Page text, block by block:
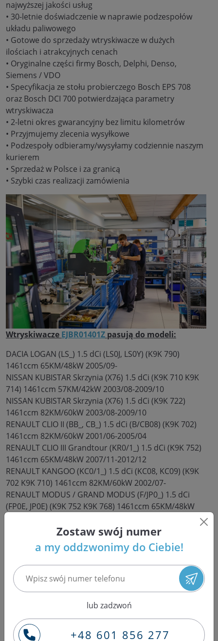
najwyższej jakości usług
• 30-letnie doświadczenie w naprawie podzespołów
układu paliwowego
• Gotowe do sprzedaży wtryskiwacze w dużych
ilościach i atrakcyjnych cenach
• Oryginalne części firmy Bosch, Delphi, Denso,
Siemens / VDO
• Specyfikacja ze stołu probierczego Bosch EPS 708
oraz Bosch DCI 700 potwierdzająca parametry
wtryskiwacza
• 2-letni okres gwarancyjny bez limitu kilometrów
• Przyjmujemy zlecenia wysyłkowe
• Podzespoły odbieramy/wysyłamy codziennie naszym
kurierem
• Sprzedaż w Polsce i za granicą
• Szybki czas realizacji zamówienia
Wtryskiwacze EJBR01401Z pasują do modeli:
DACIA LOGAN (LS_) 1.5 dCi (LS0J, LS0Y) (K9K 790)
1461ccm 65KM/48kW 2005/09-
NISSAN KUBISTAR Skrzynia (X76) 1.5 dCi (K9K 710 K9K
714) 1461ccm 57KM/42kW 2003/08-2009/10
NISSAN KUBISTAR Skrzynia (X76) 1.5 dCi (K9K 722)
1461ccm 82KM/60kW 2003/08-2009/10
RENAULT CLIO II (BB_, CB_) 1.5 dCi (B/CB08) (K9K 702)
1461ccm 82KM/60kW 2001/06-2005/04
RENAULT CLIO III Grandtour (KR0/1_) 1.5 dCi (K9K 752)
1461ccm 65KM/48kW 2007/11-2012/12
RENAULT KANGOO (KC0/1_) 1.5 dCi (KC08, KC09) (K9K
702 K9K 710) 1461ccm 82KM/60kW 2002/07-
RENAULT MODUS / GRAND MODUS (F/JP0_) 1.5 dCi
(FP0E, JP0E) (K9K 752 K9K 768) 1461ccm 65KM/48kW
RENAULT THALIA I (LB_) 1.5 dCi (K9K 700) 1461ccm
65KM/48kW 2002/04-
Jak długo wytrzymują wtryski
Common Rail po regeneracji?
Trwałość wtryskiwaczy Common Rail po regeneracji
może być zróżnicowana i zależy od wielu czynników.
Regeneracja wtryskiwaczy to proces naprawy i
Zostaw swój numer
a my oddzwonimy do Ciebie!
lub zadzwoń
+48 601 856 277